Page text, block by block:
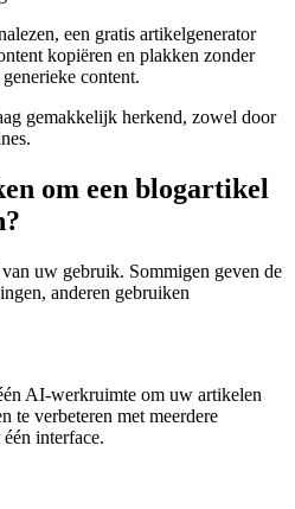
een gratis artikelgenerator
kopiëren en plakken zonder
content.
gemakkelijk herkend, zowel door
om een blogartikel
uw gebruik. Sommigen geven de
anderen gebruiken
AI-werkruimte om uw artikelen
te verbeteren met meerdere
interface.